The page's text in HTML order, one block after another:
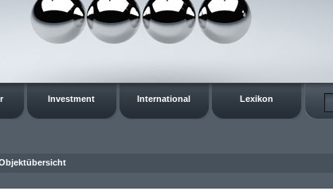
Investment International Lexikon